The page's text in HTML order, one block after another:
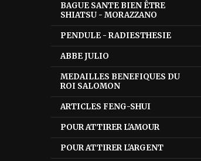
BAGUE SANTE BIEN ÊTRE
SHIATSU - MORAZZANO
PENDULE - RADIESTHESIE
ABBE JULIO
MEDAILLES BENEFIQUES DU
ROI SALOMON
ARTICLES FENG-SHUI
POUR ATTIRER L'AMOUR
POUR ATTIRER L'ARGENT